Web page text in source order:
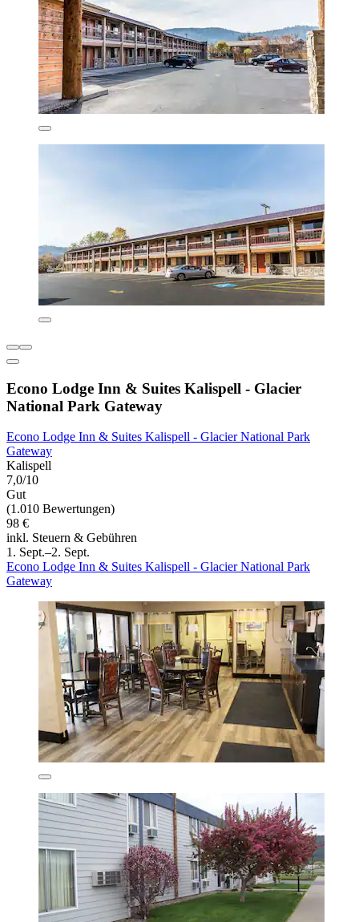
Econo Lodge Inn & Suites Kalispell - Glacier
National Park Gateway
Econo Lodge Inn & Suites Kalispell - Glacier National Park
Gateway
Kalispell
7,0/10
Gut
(1.010 Bewertungen)
98 €
inkl. Steuern & Gebühren
1. Sept.–2. Sept.
Econo Lodge Inn & Suites Kalispell - Glacier National Park
Gateway